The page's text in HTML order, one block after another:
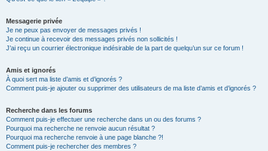
Messagerie privée
Je ne peux pas envoyer de messages privés !
Je continue à recevoir des messages privés non sollicités !
J’ai reçu un courrier électronique indésirable de la part de quelqu’un sur ce forum !
Amis et ignorés
À quoi sert ma liste d’amis et d’ignorés ?
Comment puis-je ajouter ou supprimer des utilisateurs de ma liste d’amis et d’ignorés ?
Recherche dans les forums
Comment puis-je effectuer une recherche dans un ou des forums ?
Pourquoi ma recherche ne renvoie aucun résultat ?
Pourquoi ma recherche renvoie à une page blanche ?!
Comment puis-je rechercher des membres ?